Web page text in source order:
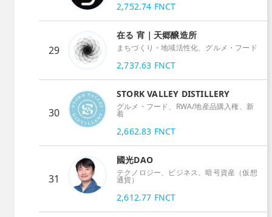
2,752.74 FNCT
29
在る 宵｜天郷醸造所
まちづくり・地域活性化、グルメ・フード
2,737.63 FNCT
30
STORK VALLEY DISTILLERY
グルメ・フード、RWA/地産品購入権、新
着
2,662.83 FNCT
31
國光DAO
テクノロジー、ビジネス、暗号資産（仮想
通貨）
2,612.77 FNCT